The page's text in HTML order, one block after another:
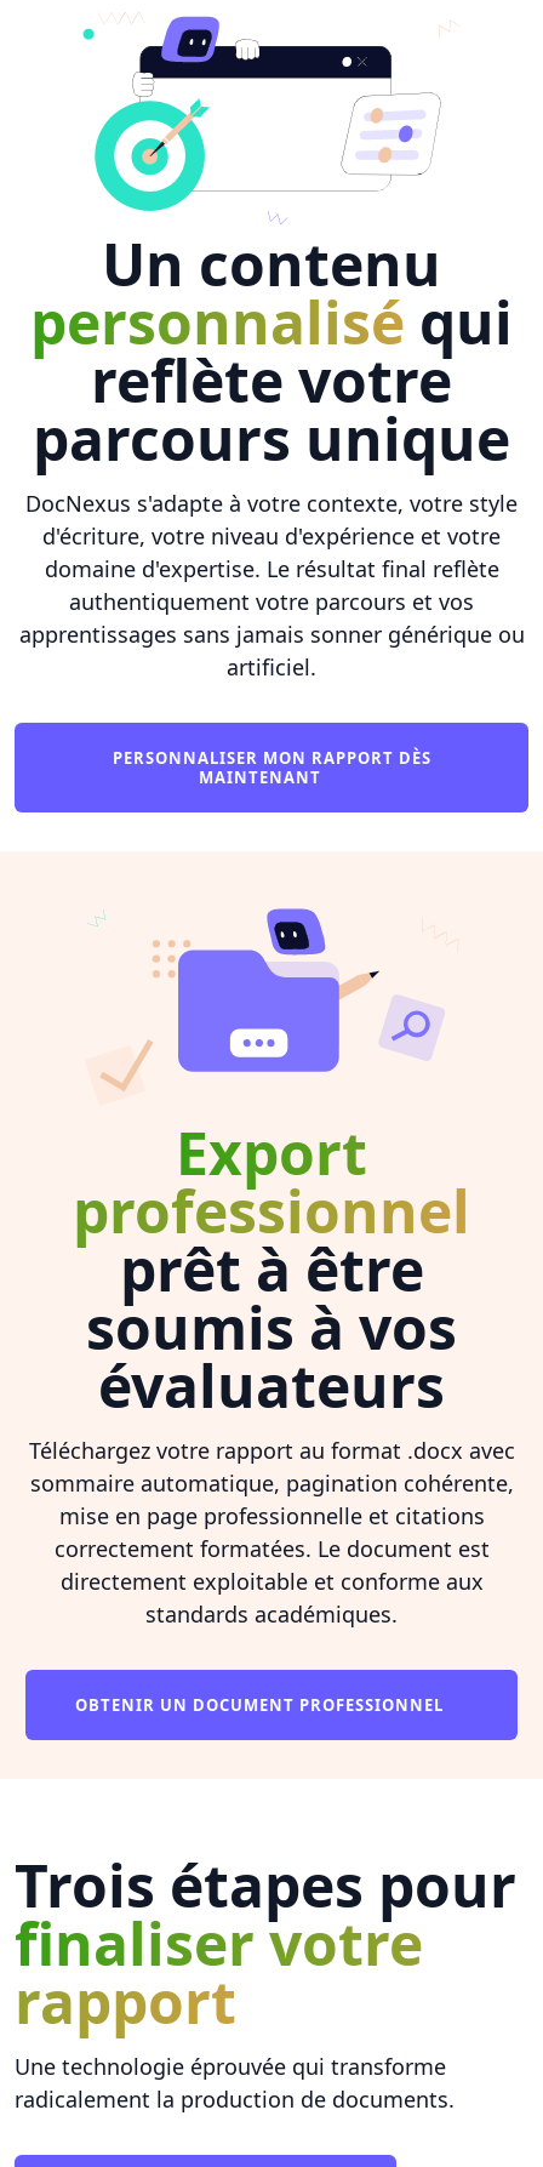
Un contenu
personnalisé qui
reflète votre
parcours unique
DocNexus s'adapte à votre contexte, votre style
d'écriture, votre niveau d'expérience et votre
domaine d'expertise. Le résultat final reflète
authentiquement votre parcours et vos
apprentissages sans jamais sonner générique ou
artificiel.
PERSONNALISER MON RAPPORT DÈS
MAINTENANT
Export
professionnel
prêt à être
soumis à vos
évaluateurs
Téléchargez votre rapport au format .docx avec
sommaire automatique, pagination cohérente,
mise en page professionnelle et citations
correctement formatées. Le document est
directement exploitable et conforme aux
standards académiques.
OBTENIR UN DOCUMENT PROFESSIONNEL
Trois étapes pour
finaliser votre
rapport
Une technologie éprouvée qui transforme
radicalement la production de documents.